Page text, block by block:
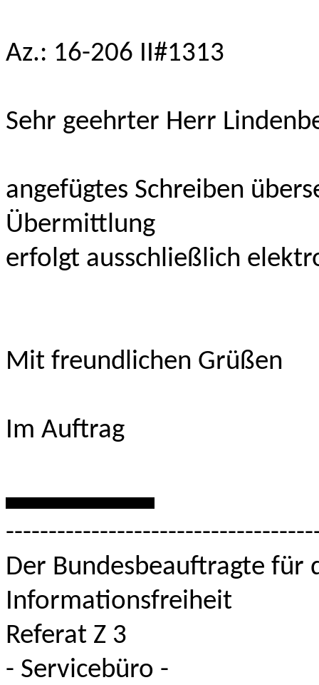
Az.: 16-206 II#1313
Sehr geehrter Herr
angefügtes Schreiben
Übermittlung
erfolgt ausschließlich
Mit freundlichen Grüßen
Im Auftrag
***********
Der Bundesbeauftragte für
Informationsfreiheit
Referat Z 3
- Servicebüro -